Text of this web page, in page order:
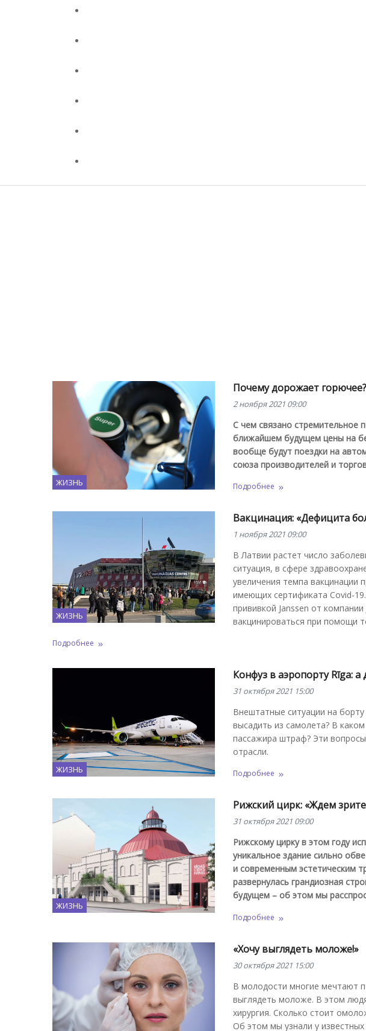
ЖИЗНЬ
Почему дорожает горючее?
2 ноября 2021 09:00
С чем связано стремительное
ближайшем будущем цены на
вообще будут поездки на
союза производителей и
Подробнее
ЖИЗНЬ
Вакцинация: «Дефицита
1 ноября 2021 09:00
В Латвии растет число
ситуация, в сфере
увеличения темпа вакцинации
имеющих сертификата Covid-
прививкой Janssen от
вакцинироваться при помощи
Подробнее
ЖИЗНЬ
Конфуз в аэропорту Rīga:
31 октября 2021 15:00
Внештатные ситуации на
высадить из самолета? В
пассажира штраф? Эти
отрасли.
Подробнее
ЖИЗНЬ
Рижский цирк: «Ждем
31 октября 2021 09:00
Рижскому цирку в этом году
уникальное здание сильно
и современным эстетическим
развернулась грандиозная
будущем – об этом мы
Подробнее
«Хочу выглядеть моложе!»
30 октября 2021 15:00
В молодости многие мечтают
выглядеть моложе. В этом
хирургия. Сколько стоит
Об этом мы узнали у известных